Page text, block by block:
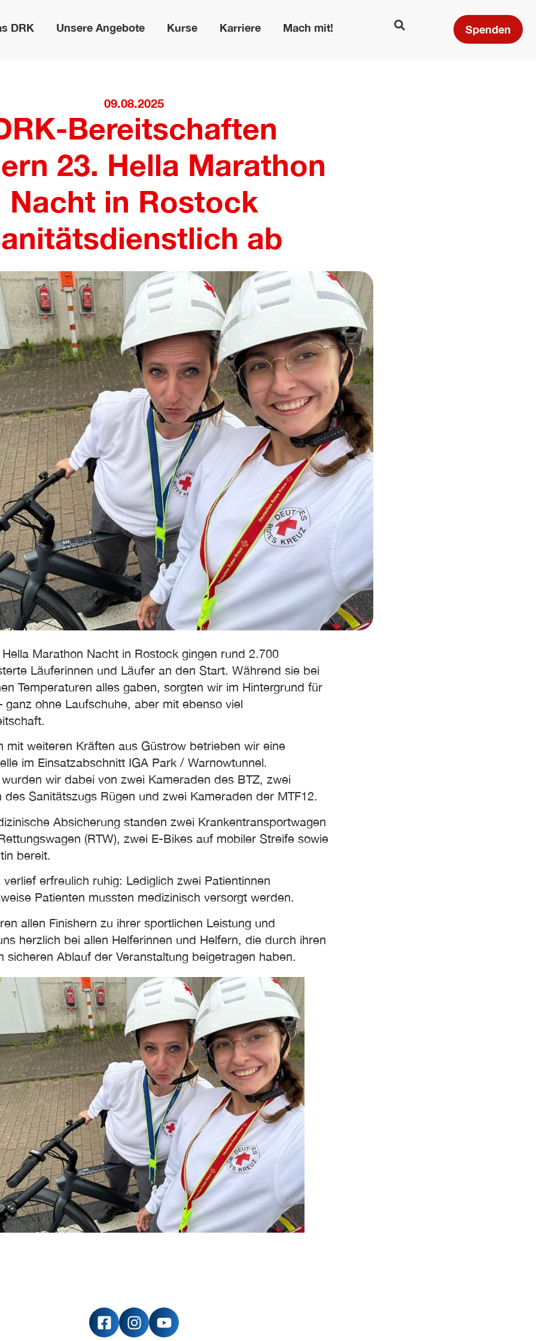
DRK Unsere Angebote Kurse Karriere Mach mit! Spenden
09.08.2025
Bereitschaften
23. Hella Marathon
Nacht in Rostock
ab
Marathon Nacht in Rostock gingen rund 2.700
Läuferinnen und Läufer an den Start. Während sie bei
Temperaturen alles gaben, sorgten wir im Hintergrund für
ganz ohne Laufschuhe, aber mit ebenso viel
mit weiteren Kräften aus Güstrow betrieben wir eine
im Einsatzabschnitt IGA Park / Warnowtunnel.
wir dabei von zwei Kameraden des BTZ, zwei
des Sanitätszugs Rügen und zwei Kameraden der MTF12.
Absicherung standen zwei Krankentransportwagen
(RTW), zwei E-Bikes auf mobiler Streife sowie
bereit.
verlief erfreulich ruhig: Lediglich zwei Patientinnen
Patienten mussten medizinisch versorgt werden.
allen Finishern zu ihrer sportlichen Leistung und
herzlich bei allen Helferinnen und Helfern, die durch ihren
sicheren Ablauf der Veranstaltung beigetragen haben.